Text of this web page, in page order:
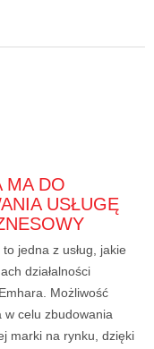
MA DO
USŁUGĘ
jedna z usług, jakie
działalności
Możliwość
w celu zbudowania
marki na rynku, dzięki